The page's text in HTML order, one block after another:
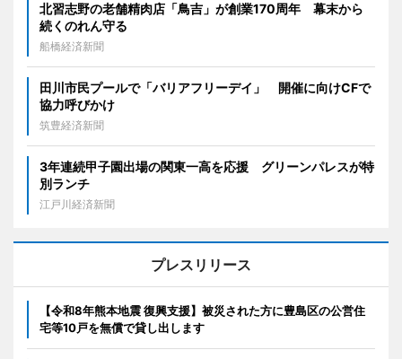
北習志野の老舗精肉店「鳥吉」が創業170周年 幕末から
続くのれん守る
船橋経済新聞
田川市民プールで「バリアフリーデイ」 開催に向けCFで
協力呼びかけ
筑豊経済新聞
3年連続甲子園出場の関東一高を応援 グリーンパレスが特
別ランチ
江戸川経済新聞
プレスリリース
【令和8年熊本地震 復興支援】被災された方に豊島区の公営住
宅等10戸を無償で貸し出します